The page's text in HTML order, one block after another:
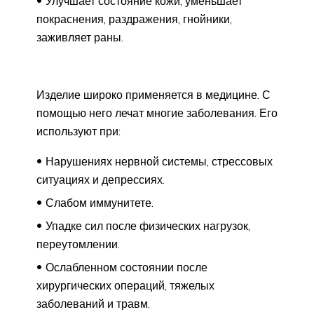
покраснения, раздражения, гнойники,
заживляет раны.
Изделие широко применяется в медицине. С
помощью него лечат многие заболевания. Его
используют при:
Нарушениях нервной системы, стрессовых
ситуациях и депрессиях.
Слабом иммунитете.
Упадке сил после физических нагрузок,
переутомлении.
Ослабленном состоянии после
хирургических операций, тяжелых
заболеваний и травм.